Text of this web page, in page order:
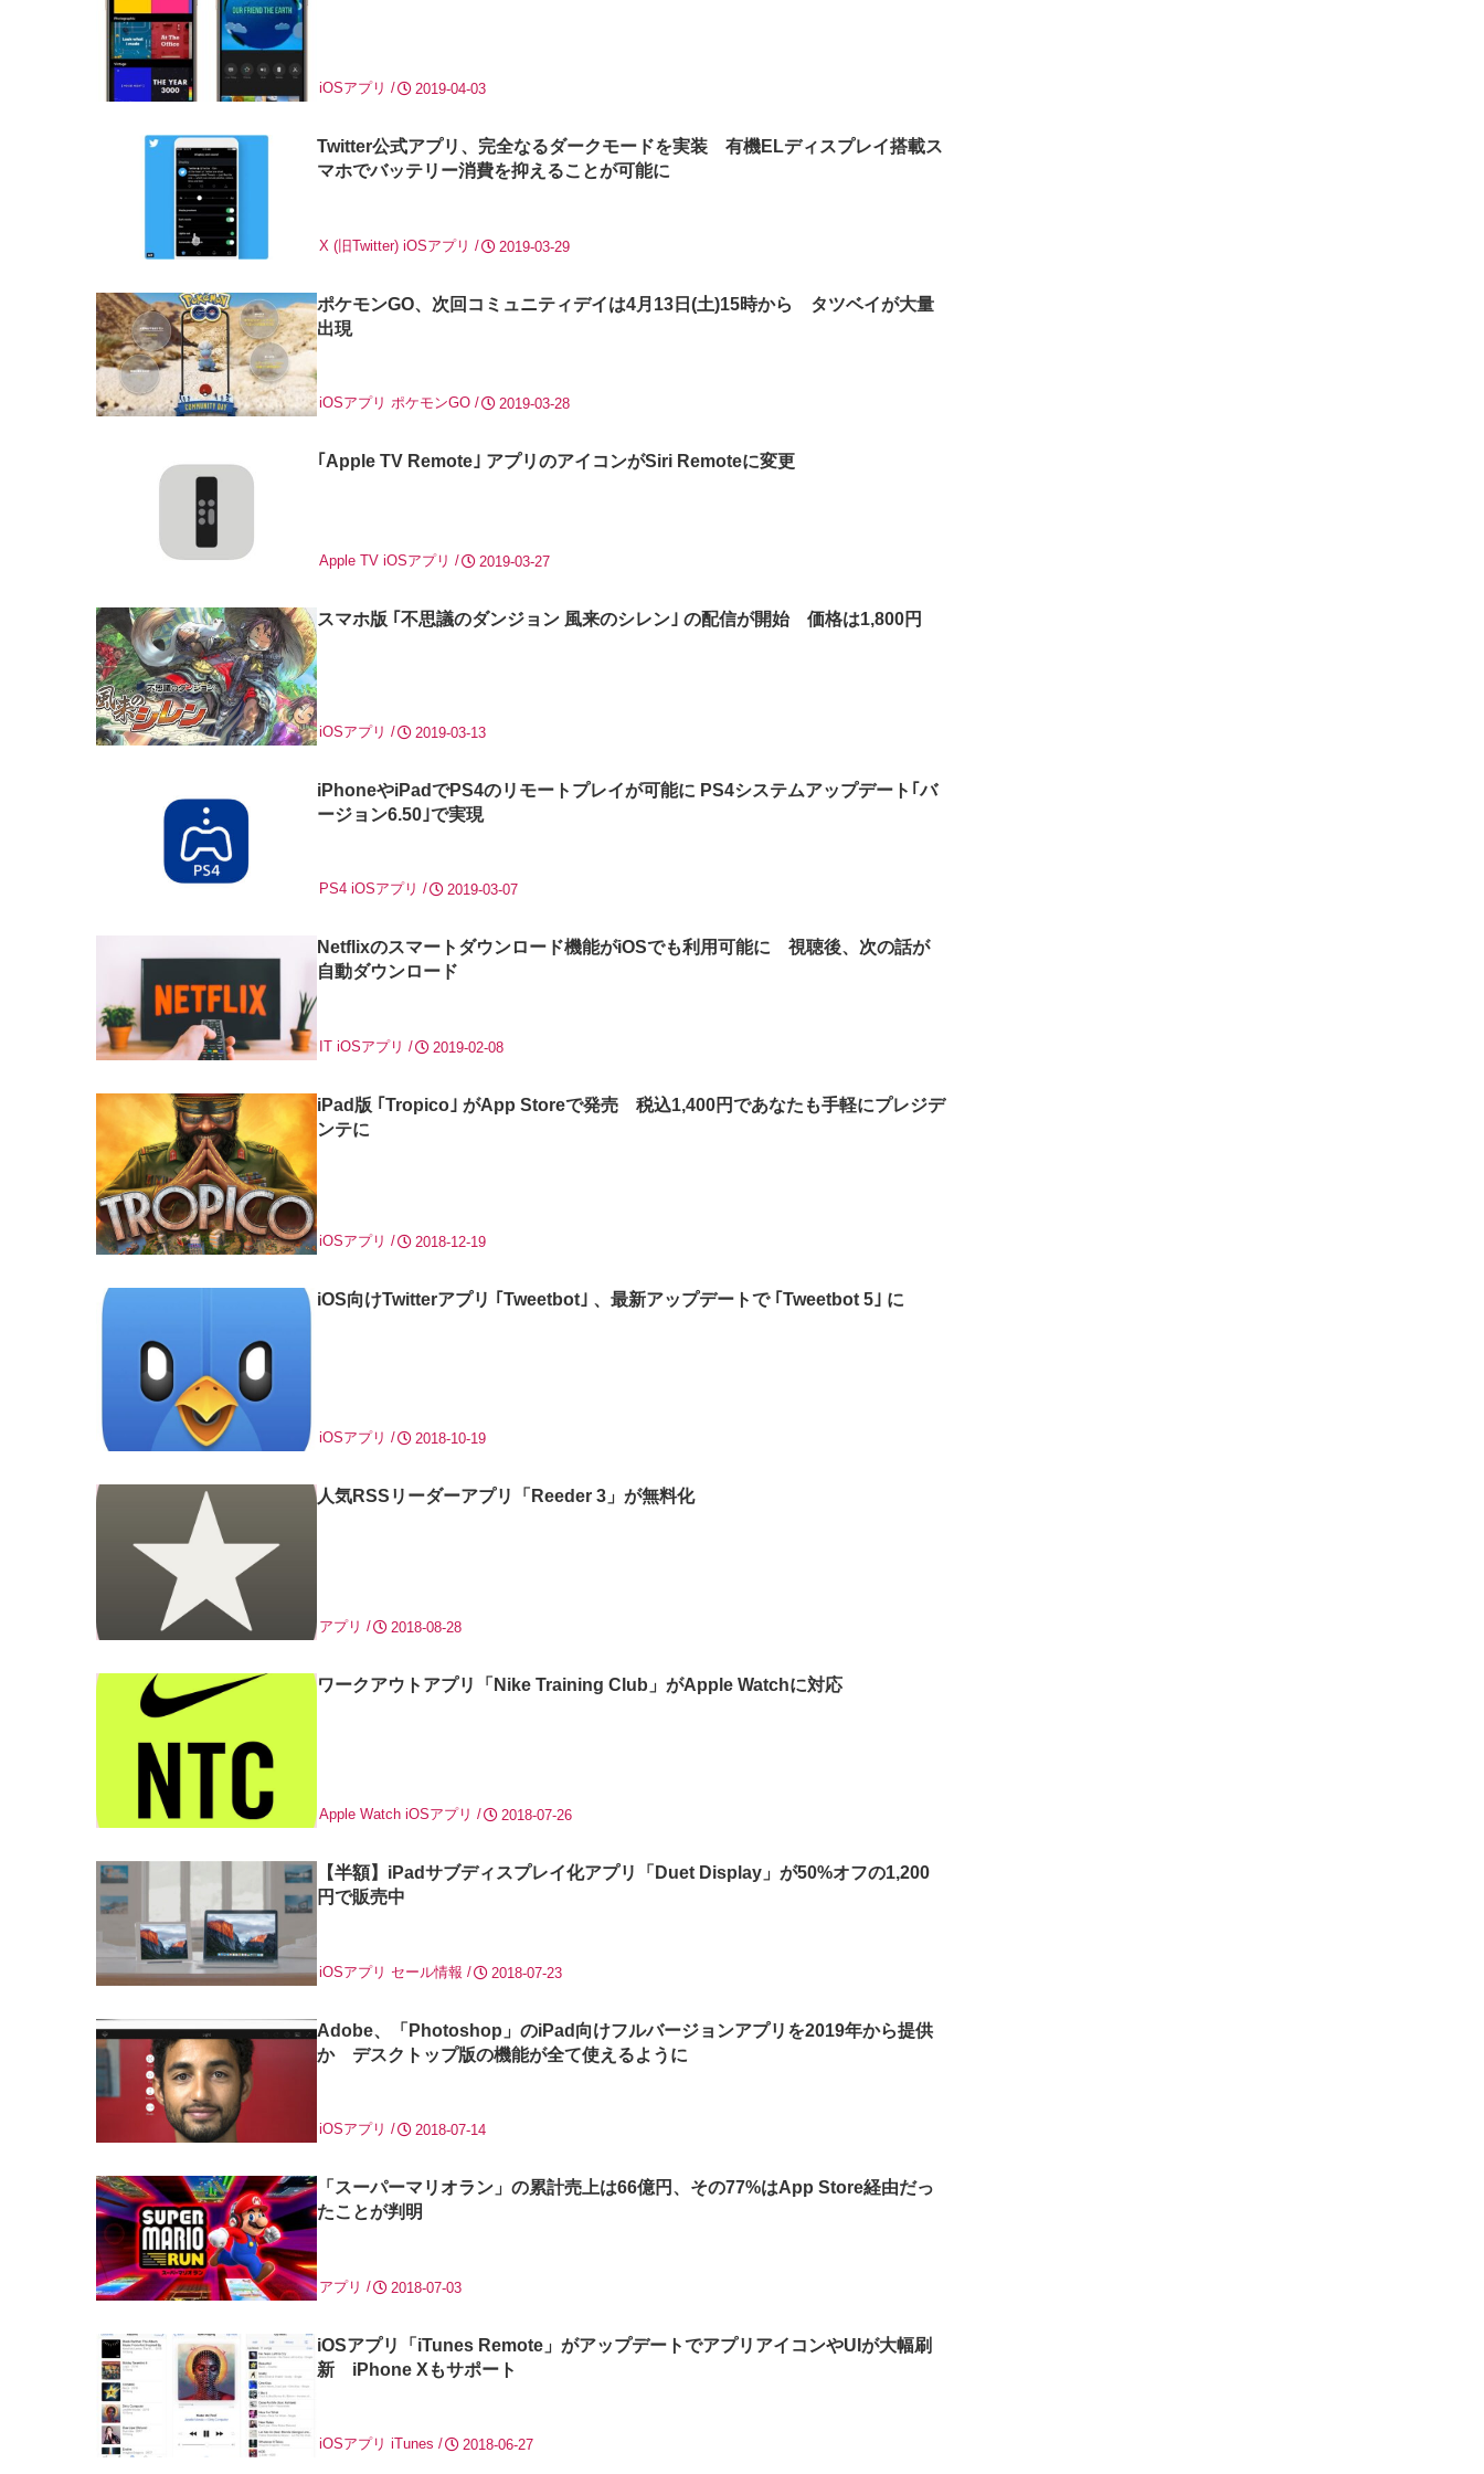
2019-04-03
iOSアプリ
Twitter公式アプリ、完全なるダークモードを実装 有機ELディスプレイ搭載ス
マホでバッテリー消費を抑えることが可能に
2019-03-29
X (旧Twitter) iOSアプリ
ポケモンGO、次回コミュニティデイは4月13日(土)15時から タツベイが大量
出現
2019-03-28
iOSアプリ ポケモンGO
｢Apple TV Remote｣ アプリのアイコンがSiri Remoteに変更
2019-03-27
Apple TV iOSアプリ
スマホ版 ｢不思議のダンジョン 風来のシレン｣ の配信が開始 価格は1,800円
2019-03-13
iOSアプリ
iPhoneやiPadでPS4のリモートプレイが可能に PS4システムアップデート｢バ
ージョン6.50｣で実現
2019-03-07
PS4 iOSアプリ
Netflixのスマートダウンロード機能がiOSでも利用可能に 視聴後、次の話が
自動ダウンロード
2019-02-08
IT iOSアプリ
iPad版 ｢Tropico｣ がApp Storeで発売 税込1,400円であなたも手軽にプレジデ
ンテに
2018-12-19
iOSアプリ
iOS向けTwitterアプリ ｢Tweetbot｣ 、最新アップデートで ｢Tweetbot 5｣ に
2018-10-19
iOSアプリ
人気RSSリーダーアプリ「Reeder 3」が無料化
2018-08-28
アプリ
ワークアウトアプリ「Nike Training Club」がApple Watchに対応
2018-07-26
Apple Watch iOSアプリ
【半額】iPadサブディスプレイ化アプリ「Duet Display」が50%オフの1,200
円で販売中
2018-07-23
iOSアプリ セール情報
Adobe、「Photoshop」のiPad向けフルバージョンアプリを2019年から提供
か デスクトップ版の機能が全て使えるように
2018-07-14
iOSアプリ
「スーパーマリオラン」の累計売上は66億円、その77%はApp Store経由だっ
たことが判明
2018-07-03
アプリ
iOSアプリ「iTunes Remote」がアップデートでアプリアイコンやUIが大幅刷
新 iPhone Xもサポート
2018-06-27
iOSアプリ iTunes